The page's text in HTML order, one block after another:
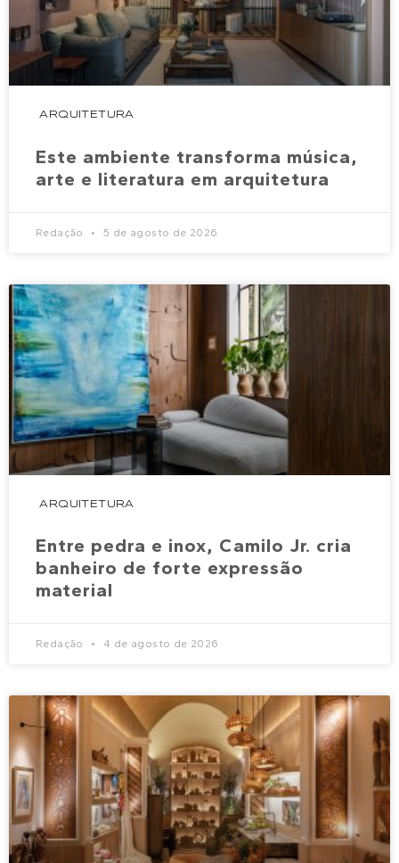
ARQUITETURA
Este ambiente transforma música,
arte e literatura em arquitetura
Redação 5 de agosto de 2026
ARQUITETURA
Entre pedra e inox, Camilo Jr. cria
banheiro de forte expressão
material
Redação 4 de agosto de 2026